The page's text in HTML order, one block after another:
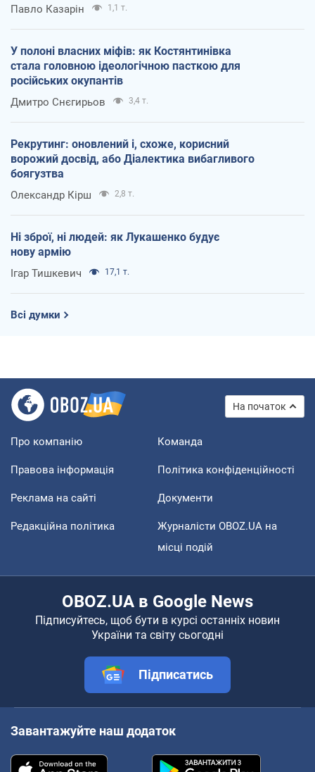
Павло Казарін 1,1 т.
У полоні власних міфів: як Костянтинівка
стала головною ідеологічною пасткою для
російських окупантів
Дмитро Снєгирьов 3,4 т.
Рекрутинг: оновлений і, схоже, корисний
ворожий досвід, або Діалектика вибагливого
боягузтва
Олександр Кірш 2,8 т.
Ні зброї, ні людей: як Лукашенко будує
нову армію
Ігар Тишкевич 17,1 т.
Всі думки
На початок
Про компанію Команда
Правова інформація Політика конфіденційності
Реклама на сайті Документи
Редакційна політика
Журналісти OBOZ.UA на
місці подій
OBOZ.UA в Google News
Підписуйтесь, щоб бути в курсі останніх новин
України та світу сьогодні
Підписатись
Завантажуйте наш додаток